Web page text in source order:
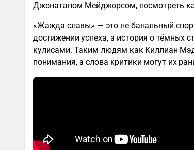
Джонатаном Мейджорсом, посмотреть
«Жажда славы» — это не банальный
достижении успеха, а история о тёмных
кулисами. Таким людям как Киллиан
понимания, а слова критики могут их